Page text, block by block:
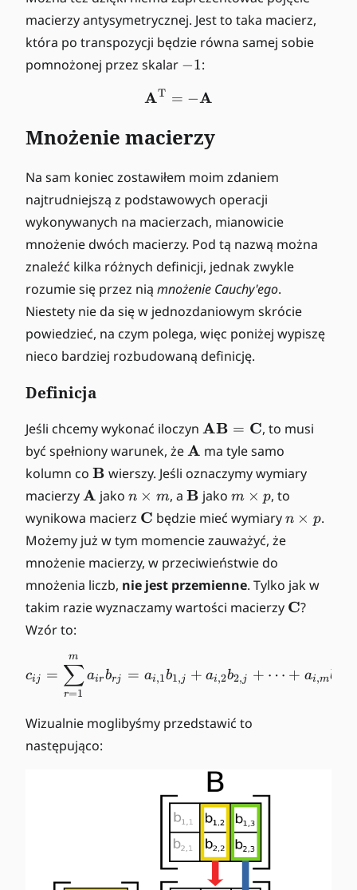
b
f{
A
}
f{
A
}
macierzy antysymetrycznej. Jest to taka macierz,
która po transpozycji będzie równa samej sobie
pomnożonej przez skalar -
−1:
AT = −A
Mnożenie macierzy
Na sam koniec zostawiłem moim zdaniem
najtrudniejszą z podstawowych operacji
wykonywanych na macierzach, mianowicie
mnożenie dwóch macierzy. Pod tą nazwą można
znaleźć kilka różnych definicji, jednak zwykle
rozumie się przez nią mnożenie Cauchy'ego.
Niestety nie da się w jednozdaniowym skrócie
powiedzieć, na czym polega, więc poniżej wypiszę
nieco bardziej rozbudowaną definicję.
Definicja
Jeśli chcemy wykonać iloczyn \
m
t
h
b
f{
A
}
\
m
b
B
\
m
a
t
h
b
f{
AB = C, to musi
być spełniony warunek, że \
m
a
t
h
b
f{
}
A ma tyle samo
kolumn co \
m
a
t
h
b
f{
}
B wierszy. Jeśli oznaczymy wymiary
macierzy \
m
t
h
b
f{
A jako n
\
m
es
m
n × m, a \
m
a
t
h
b
f{
B jako m
\
m
es
p
m × p, to
wynikowa macierz \
m
t
h
b
C będzie mieć wymiaryn
es
p
n × p.
Możemy już w tym momencie zauważyć, że
mnożenie macierzy, w przeciwieństwie do
mnożenia liczb, nie jest przemienne. Tylko jak w
takim razie wyznaczamy wartości macierzy \
h
C?
Wzór to:
cij =
r=1
∑
m
airbrj = ai,1b1,j + ai,2b2,j + ⋯ + ai,mb
Wizualnie moglibyśmy przedstawić to
następująco: